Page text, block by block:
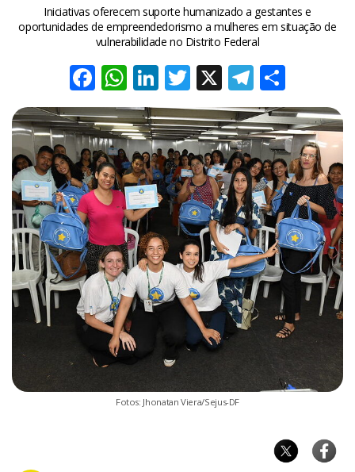
Iniciativas oferecem suporte humanizado a gestantes e
oportunidades de empreendedorismo a mulheres em situação de
vulnerabilidade no Distrito Federal
Facebook
WhatsApp
LinkedIn
Twitter
X
Fotos: Jhonatan Viera/Sejus-DF